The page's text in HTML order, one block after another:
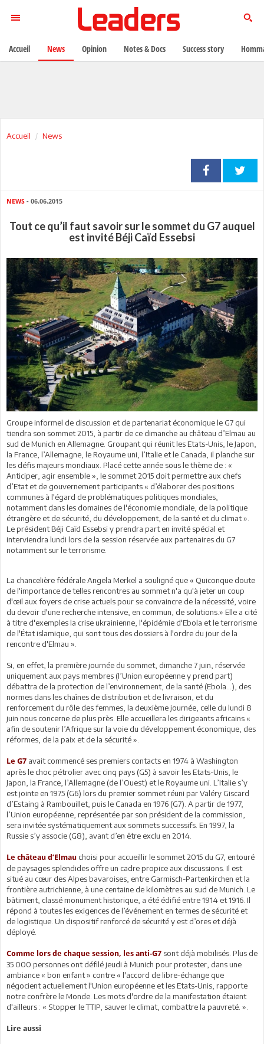
Accueil News
NEWS - 06.06.2015
Tout ce qu’il faut savoir sur le sommet du G7 auquel
est invité Béji Caïd Essebsi
Groupe informel de discussion et de partenariat économique le G7 qui
tiendra son sommet 2015, à partir de ce dimanche au château d’Elmau au
sud de Munich en Allemagne. Groupant qui réunit les Etats-Unis, le Japon,
la France, l’Allemagne, le Royaume uni, l’Italie et le Canada, il planche sur
les défis majeurs mondiaux. Placé cette année sous le thème de : «
Anticiper, agir ensemble », le sommet 2015 doit permettre aux chefs
d’Etat et de gouvernement participants « d’élaborer des positions
communes à l'égard de problématiques politiques mondiales,
notamment dans les domaines de l'économie mondiale, de la politique
étrangère et de sécurité, du développement, de la santé et du climat ».
Le président Béji Caïd Essebsi y prendra part en invité spécial et
interviendra lundi lors de la session réservée aux partenaires du G7
notamment sur le terrorisme.
La chancelière fédérale Angela Merkel a souligné que « Quiconque doute
de l'importance de telles rencontres au sommet n'a qu'à jeter un coup
d'œil aux foyers de crise actuels pour se convaincre de la nécessité, voire
du devoir d'une recherche intensive, en commun, de solutions.» Elle a cité
à titre d'exemples la crise ukrainienne, l'épidémie d'Ebola et le terrorisme
de l'État islamique, qui sont tous des dossiers à l'ordre du jour de la
rencontre d'Elmau ».
Si, en effet, la première journée du sommet, dimanche 7 juin, réservée
uniquement aux pays membres (l’Union européenne y prend part)
débattra de la protection de l’environnement, de la santé (Ebola...), des
normes dans les chaînes de distribution et de livraison, et du
renforcement du rôle des femmes, la deuxième journée, celle du lundi 8
juin nous concerne de plus près. Elle accueillera les dirigeants africains «
afin de soutenir l’Afrique sur la voie du développement économique, des
réformes, de la paix et de la sécurité ».
Le G7 avait commencé ses premiers contacts en 1974 à Washington
après le choc pétrolier avec cinq pays (G5) à savoir les Etats-Unis, le
Japon, la France, l’Allemagne (de l’Ouest) et le Royaume uni. L’Italie s’y
est jointe en 1975 (G6) lors du premier sommet réuni par Valéry Giscard
d’Estaing à Rambouillet, puis le Canada en 1976 (G7). A partir de 1977,
l’Union européenne, représentée par son président de la commission,
sera invitée systématiquement aux sommets successifs. En 1997, la
Russie s’y associe (G8), avant d’en être exclu en 2014.
Le château d’Elmau choisi pour accueillir le sommet 2015 du G7, entouré
de paysages splendides offre un cadre propice aux discussions. Il est
situé au cœur des Alpes bavaroises, entre Garmisch-Partenkirchen et la
frontière autrichienne, à une centaine de kilomètres au sud de Munich. Le
bâtiment, classé monument historique, a été édifié entre 1914 et 1916. Il
répond à toutes les exigences de l’événement en termes de sécurité et
de logistique. Un dispositif renforcé de sécurité y est d’ores et déjà
déployé.
Comme lors de chaque session, les anti-G7 sont déjà mobilisés. Plus de
35 000 personnes ont défilé jeudi à Munich pour protester, dans une
ambiance « bon enfant » contre « l'accord de libre-échange que
négocient actuellement l'Union européenne et les Etats-Unis, rapporte
notre confrère le Monde. Les mots d'ordre de la manifestation étaient
d'ailleurs : « Stopper le TTIP, sauver le climat, combattre la pauvreté. ».
Lire aussi
Accueil News Opinion Notes & Docs Success story